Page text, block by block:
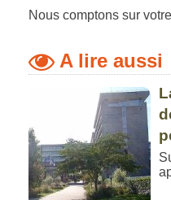
Nous comptons sur
A lire aussi